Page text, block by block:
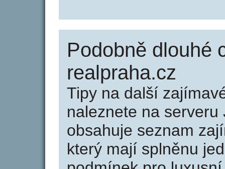
Podobně dlouhé
realpraha.cz
Tipy na další
naleznete na serveru
obsahuje seznam
který mají splněnu